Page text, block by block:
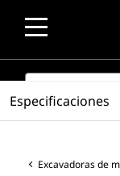
SEARCH
Excavadoras de
Especificaciones